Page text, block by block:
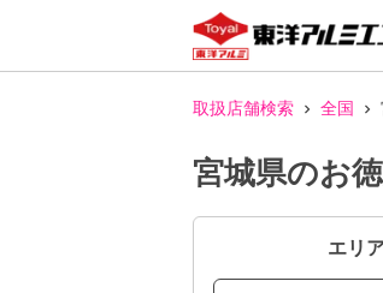
取扱店舗検索 全国
宮城県のお
エリ